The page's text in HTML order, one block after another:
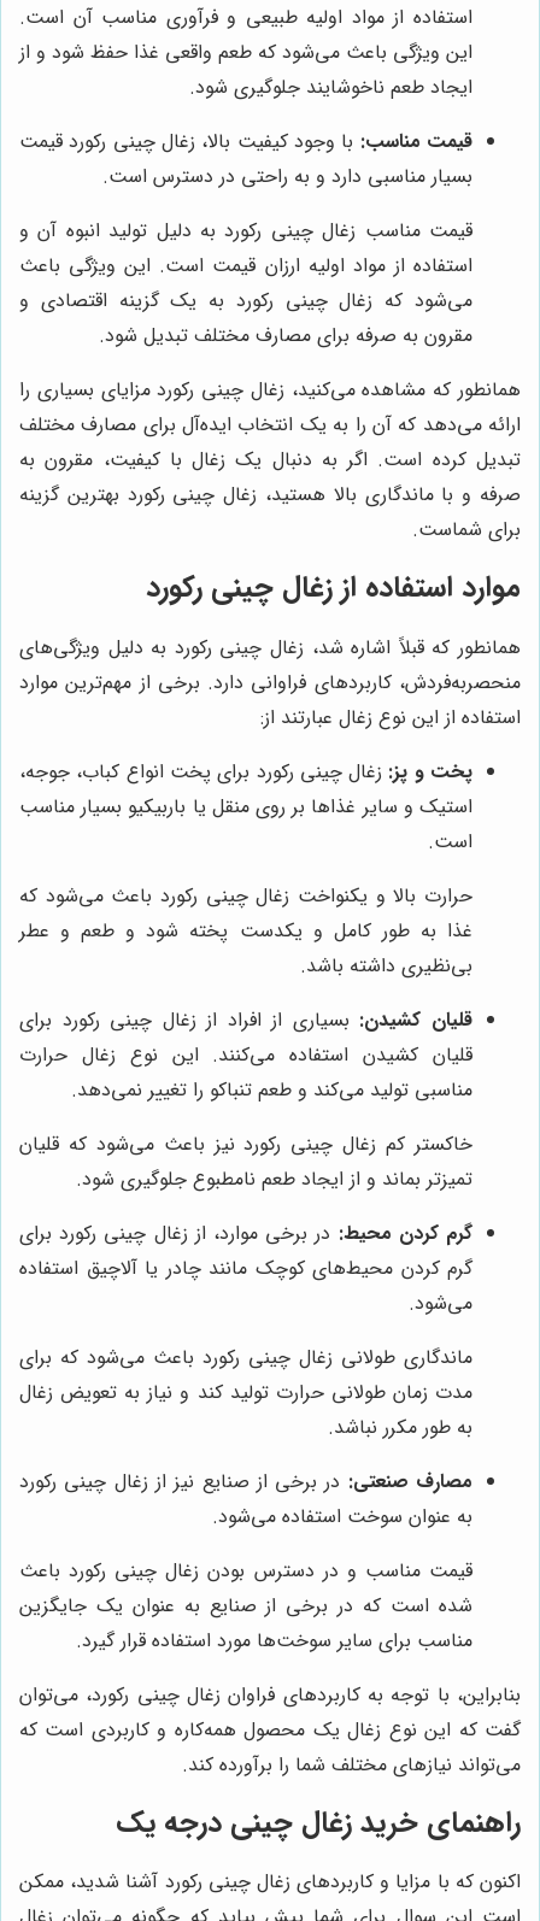
استفاده از مواد اولیه طبیعی و فرآوری مناسب آن است.
این ویژگی باعث می‌شود که طعم واقعی غذا حفظ شود و از
ایجاد طعم ناخوشایند جلوگیری شود.
قیمت مناسب: با وجود کیفیت بالا، زغال چینی رکورد قیمت
بسیار مناسبی دارد و به راحتی در دسترس است.
قیمت مناسب زغال چینی رکورد به دلیل تولید انبوه آن و
استفاده از مواد اولیه ارزان قیمت است. این ویژگی باعث
می‌شود که زغال چینی رکورد به یک گزینه اقتصادی و
مقرون به صرفه برای مصارف مختلف تبدیل شود.
همانطور که مشاهده می‌کنید، زغال چینی رکورد مزایای بسیاری را
ارائه می‌دهد که آن را به یک انتخاب ایده‌آل برای مصارف مختلف
تبدیل کرده است. اگر به دنبال یک زغال با کیفیت، مقرون به
صرفه و با ماندگاری بالا هستید، زغال چینی رکورد بهترین گزینه
برای شماست.
موارد استفاده از زغال چینی رکورد
همانطور که قبلاً اشاره شد، زغال چینی رکورد به دلیل ویژگی‌های
منحصربه‌فردش، کاربردهای فراوانی دارد. برخی از مهم‌ترین موارد
استفاده از این نوع زغال عبارتند از:
پخت و پز: زغال چینی رکورد برای پخت انواع کباب، جوجه،
استیک و سایر غذاها بر روی منقل یا باربیکیو بسیار مناسب
است.
حرارت بالا و یکنواخت زغال چینی رکورد باعث می‌شود که
غذا به طور کامل و یکدست پخته شود و طعم و عطر
بی‌نظیری داشته باشد.
قلیان کشیدن: بسیاری از افراد از زغال چینی رکورد برای
قلیان کشیدن استفاده می‌کنند. این نوع زغال حرارت
مناسبی تولید می‌کند و طعم تنباکو را تغییر نمی‌دهد.
خاکستر کم زغال چینی رکورد نیز باعث می‌شود که قلیان
تمیزتر بماند و از ایجاد طعم نامطبوع جلوگیری شود.
گرم کردن محیط: در برخی موارد، از زغال چینی رکورد برای
گرم کردن محیط‌های کوچک مانند چادر یا آلاچیق استفاده
می‌شود.
ماندگاری طولانی زغال چینی رکورد باعث می‌شود که برای
مدت زمان طولانی حرارت تولید کند و نیاز به تعویض زغال
به طور مکرر نباشد.
مصارف صنعتی: در برخی از صنایع نیز از زغال چینی رکورد
به عنوان سوخت استفاده می‌شود.
قیمت مناسب و در دسترس بودن زغال چینی رکورد باعث
شده است که در برخی از صنایع به عنوان یک جایگزین
مناسب برای سایر سوخت‌ها مورد استفاده قرار گیرد.
بنابراین، با توجه به کاربردهای فراوان زغال چینی رکورد، می‌توان
گفت که این نوع زغال یک محصول همه‌کاره و کاربردی است که
می‌تواند نیازهای مختلف شما را برآورده کند.
راهنمای خرید زغال چینی درجه یک
اکنون که با مزایا و کاربردهای زغال چینی رکورد آشنا شدید، ممکن